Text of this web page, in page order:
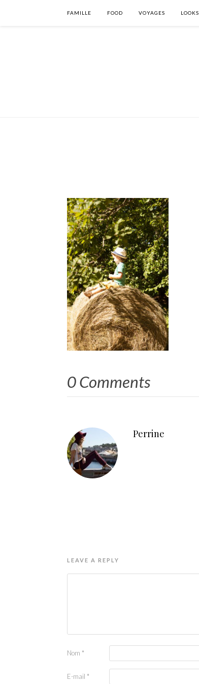
FAMILLE FOOD VOYAGES LOOKS
0 Comments
Perrine
LEAVE A REPLY
Nom *
E-mail *